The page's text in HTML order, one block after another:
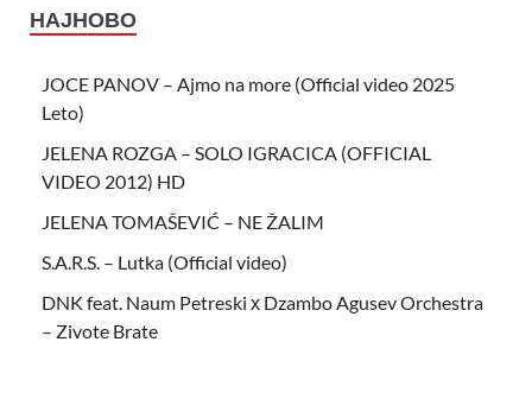
НАЈНОВО
JOCE PANOV – Ajmo na more (Official video 2025
Leto)
JELENA ROZGA – SOLO IGRACICA (OFFICIAL
VIDEO 2012) HD
JELENA TOMAŠEVIĆ – NE ŽALIM
S.A.R.S. – Lutka (Official video)
DNK feat. Naum Petreski х Dzambo Agusev Orchestra
– Zivote Brate